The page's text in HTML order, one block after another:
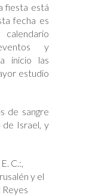
fiesta está
fecha es
y
inicio las
estudio
de sangre
de Israel, y
C.:,
y el
Reyes